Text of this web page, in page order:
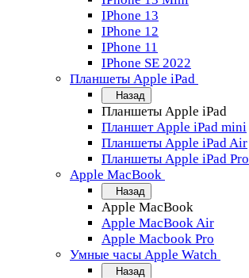
IPhone 13
IPhone 12
IPhone 11
IPhone SE 2022
Планшеты Apple iPad
Назад
Планшеты Apple iPad
Планшет Apple iPad mini
Планшеты Apple iPad Air
Планшеты Apple iPad Pro
Apple MacBook
Назад
Apple MacBook
Apple MacBook Air
Apple Macbook Pro
Умные часы Apple Watch
Назад